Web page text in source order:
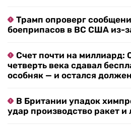
Трамп опроверг
боеприпасов в ВС США из-
Счет почти на миллиард:
четверть века сдавал
особняк — и остался должен
В Британии упадок
удар производство ракет и